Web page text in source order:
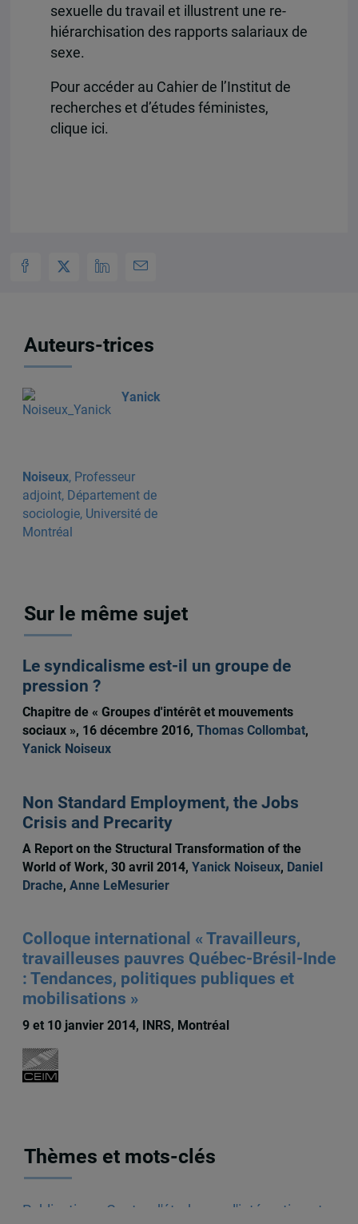
sexuelle du travail et illustrent une re-
hiérarchisation des rapports salariaux de
sexe.
Pour accéder au Cahier de l’Institut de
recherches et d’études féministes,
clique ici.
Auteurs-trices
Yanick
Noiseux, Professeur
adjoint, Département de
sociologie, Université de
Montréal
Sur le même sujet
Le syndicalisme est-il un groupe de
pression ?
Chapitre de « Groupes d'intérêt et mouvements
sociaux », 16 décembre 2016, Thomas Collombat,
Yanick Noiseux
Non Standard Employment, the Jobs
Crisis and Precarity
A Report on the Structural Transformation of the
World of Work, 30 avril 2014, Yanick Noiseux, Daniel
Drache, Anne LeMesurier
Colloque international « Travailleurs,
travailleuses pauvres Québec-Brésil-Inde
: Tendances, politiques publiques et
mobilisations »
9 et 10 janvier 2014, INRS, Montréal
Thèmes et mots-clés
Publications
Centre d'études sur l'intégration et